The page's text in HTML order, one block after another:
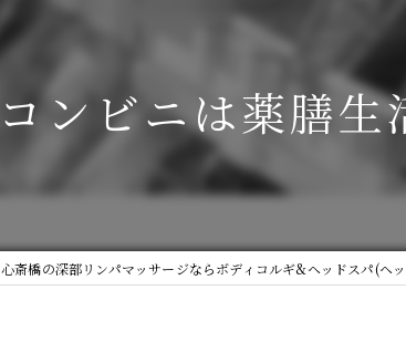
コンビニは薬膳生
心斎橋の深部リンパマッサージならボディコルギ&ヘッドスパ(ヘ